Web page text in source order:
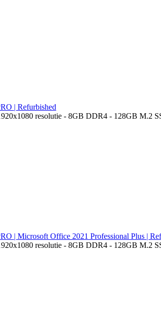
| Refurbished
resolutie - 8GB DDR4 - 128GB M.2
| Microsoft Office 2021 Professional Plus |
resolutie - 8GB DDR4 - 128GB M.2